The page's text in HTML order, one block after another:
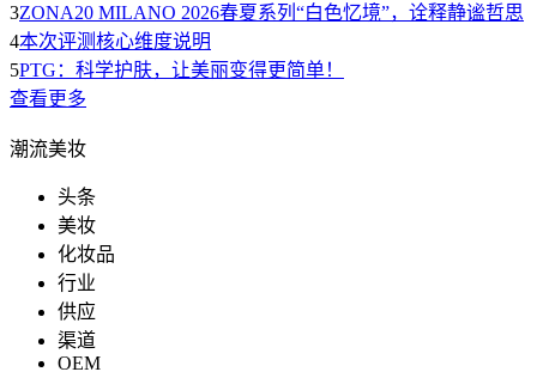
3ZONA20 MILANO 2026春夏系列“白色忆境”，诠释静谧哲思
4本次评测核心维度说明
5PTG：科学护肤，让美丽变得更简单！
查看更多
潮流美妆
头条
美妆
化妆品
行业
供应
渠道
OEM